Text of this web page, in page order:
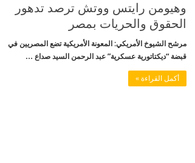
وهيومن رايتس ووتش ترصد تدهور
الحقوق والحريات بمصر
مرشح الشيوخ الأمريكي: المعونة الأمريكية تضع المصريين في
قبضة “ديكتاتورية عسكرية” عبد الرحمن السيد صداع …
أكمل القراءة »